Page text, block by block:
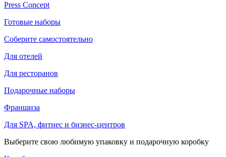
Press Concept
Готовые наборы
Соберите самостоятельно
Для отелей
Для ресторанов
Подарочные наборы
Франшиза
Для SPA, фитнес и бизнес-центров
Выберите свою любимую упаковку и подарочную коробку